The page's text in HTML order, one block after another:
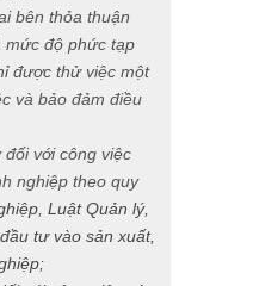
bên thỏa thuận
mức độ phức tạp
được thử việc một
và bảo đảm điều
đối với công việc
nghiệp theo quy
Luật Quản lý,
tư vào sản xuất,
;